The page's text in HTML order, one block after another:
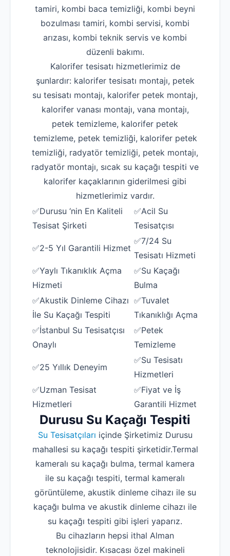
tamiri, kombi baca temizliği, kombi beyni
bozulması tamiri, kombi servisi, kombi
arızası, kombi teknik servis ve kombi
düzenli bakımı.
Kalorifer tesisatı hizmetlerimiz de
şunlardır: kalorifer tesisatı montajı, petek
su tesisatı montajı, kalorifer petek montajı,
kalorifer vanası montajı, vana montajı,
petek temizleme, kalorifer petek
temizleme, petek temizliği, kalorifer petek
temizliği, radyatör temizliği, petek montajı,
radyatör montajı, sıcak su kaçağı tespiti ve
kalorifer kaçaklarının giderilmesi gibi
hizmetlerimiz vardır.
✅Durusu ‘nin En Kaliteli
Tesisat Şirketi
✅Acil Su
Tesisatçısı
✅2-5 Yıl Garantili Hizmet
✅7/24 Su
Tesisatı Hizmeti
✅Yaylı Tıkanıklık Açma
Hizmeti
✅Su Kaçağı
Bulma
✅Akustik Dinleme Cihazı
İle Su Kaçağı Tespiti
✅Tuvalet
Tıkanıklığı Açma
✅İstanbul Su Tesisatçısı
Onaylı
✅Petek
Temizleme
✅25 Yıllık Deneyim
✅Su Tesisatı
Hizmetleri
✅Uzman Tesisat
Hizmetleri
✅Fiyat ve İş
Garantili Hizmet
Durusu Su Kaçağı Tespiti
Su Tesisatçıları içinde Şirketimiz Durusu
mahallesi su kaçağı tespiti şirketidir.Termal
kameralı su kaçağı bulma, termal kamera
ile su kaçağı tespiti, termal kameralı
görüntüleme, akustik dinleme cihazı ile su
kaçağı bulma ve akustik dinleme cihazı ile
su kaçağı tespiti gibi işleri yaparız.
Bu cihazların hepsi ithal Alman
teknolojisidir. Kısacası özel makineli